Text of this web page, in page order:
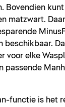
Bovendien
matzwart.
beschikbaar.
voor elke
passende
functie is het